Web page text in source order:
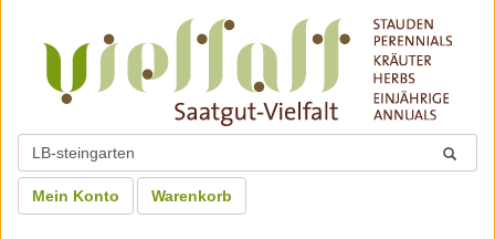
Mein Konto Warenkorb